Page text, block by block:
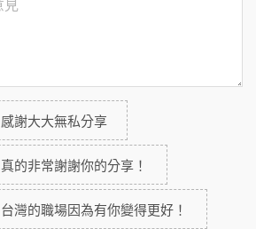
感謝大大無私分享
真的非常謝謝你的分享！
台灣的職場因為有你變得更好！